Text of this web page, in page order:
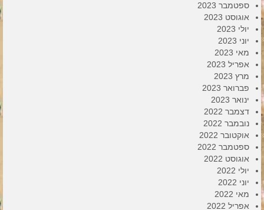
ספטמבר 2023
אוגוסט 2023
יולי 2023
יוני 2023
מאי 2023
אפריל 2023
מרץ 2023
פברואר 2023
ינואר 2023
דצמבר 2022
נובמבר 2022
אוקטובר 2022
ספטמבר 2022
אוגוסט 2022
יולי 2022
יוני 2022
מאי 2022
אפריל 2022